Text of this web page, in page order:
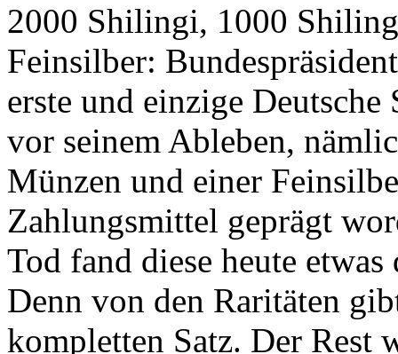
2000 Shilingi, 1000
Feinsilber:
erste und einzige Deutsche
vor seinem Ableben,
Münzen und einer
Zahlungsmittel geprägt
Tod fand diese heute
Denn von den Raritäten
kompletten Satz. Der Rest